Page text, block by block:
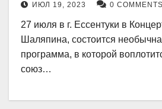
ИЮЛ 19, 2023 0 COMMENTS
27 июля в г. Ессентуки в
Шаляпина, состоится
программа, в которой
союз…